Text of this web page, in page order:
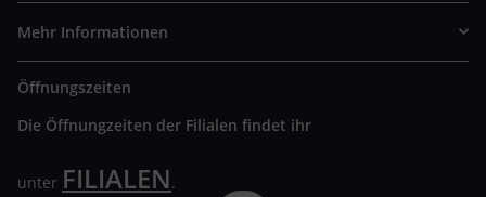
Mehr Informationen
Öffnungszeiten
Die Öffnungzeiten der Filialen findet ihr
unter FILIALEN.